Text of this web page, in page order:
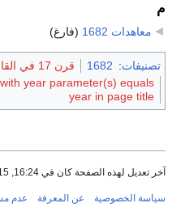
م
معاهدات 1682 (فارغ)
تصنيفات:
1682 قرن 17 في القانون
year parameter(s) equals
year in page title
آخر تعديل لهذه الصفحة كان في 16:24, 15 نوفمبر 2013.
سياسة الخصوصية عن المعرفة عدم